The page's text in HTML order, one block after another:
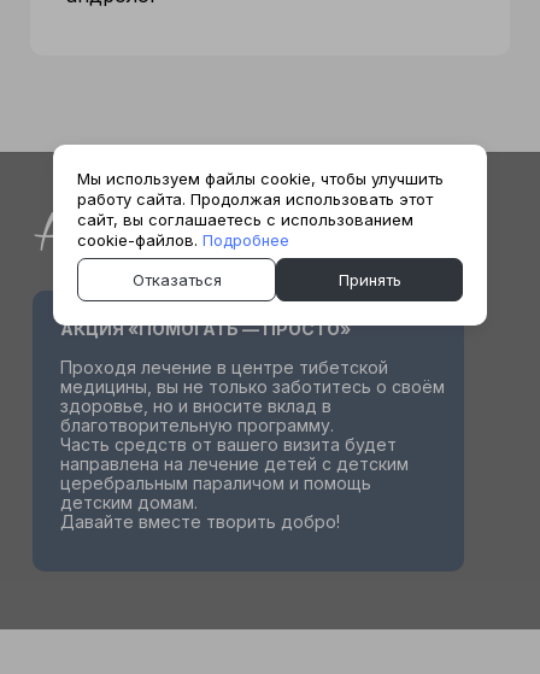
АКЦИЯ «ПОМОГАТЬ — ПРОСТО»
Проходя лечение в центре тибетской
медицины, вы не только заботитесь о своём
здоровье, но и вносите вклад в
благотворительную программу.
Часть средств от вашего визита будет
направлена на лечение детей с детским
церебральным параличом и помощь
детским домам.
Давайте вместе творить добро!
Акции
Мы используем файлы cookie, чтобы улучшить
работу сайта. Продолжая использовать этот
сайт, вы соглашаетесь с использованием
cookie-файлов. Подробнее
Отказаться Принять